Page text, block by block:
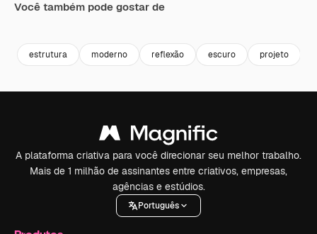
Você também pode gostar de
estrutura moderno reflexão escuro projeto
A plataforma criativa para você direcionar seu melhor trabalho.
Mais de 1 milhão de assinantes entre criativos, empresas,
agências e estúdios.
Português